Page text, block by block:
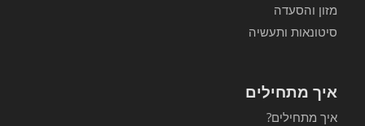
מזון והסעדה
סיטונאות ותעשיה
איך מתחילים
איך מתחילים?